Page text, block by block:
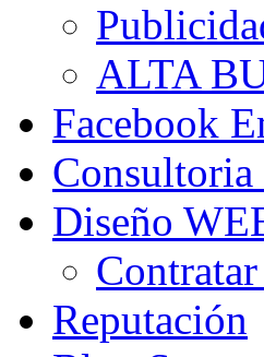
ALTA
Facebook
Diseño
Reputación